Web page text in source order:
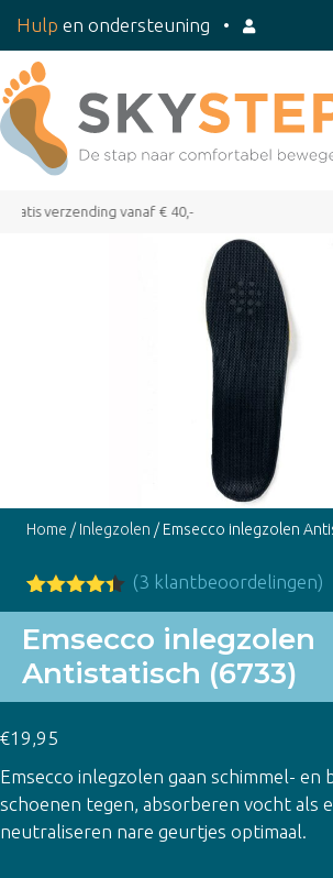
Hulp en ondersteuning •
Op werkdagen voor 15:00
Home / Inlegzolen / Emsecco inlegzolen
Gewaardee
rd
op 5
gebaseer
d op
3
klant
gen
(3 klantbeoordelingen)
Emsecco inlegzolen
Antistatisch (6733)
€19,95
Emsecco inlegzolen gaan schimmel- en
schoenen tegen, absorberen vocht als
neutraliseren nare geurtjes optimaal.